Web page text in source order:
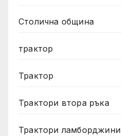
Столична община
трактор
Трактор
Трактори втора ръка
Трактори ламборджини